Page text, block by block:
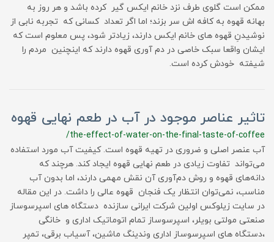
ممکن است گلوی طرف نزد خانم ایکس گیر کرده باشد و هر روز به
بهانه قهوه به کافه اش سر بزند؛ اما اگر تعداد کسانی که تجربه نابی از
نوشیدنِ قهوه های خانم ایکس دارند، زیادتر شود، پس معلوم است که
ایشان واقعا سبک خاصی در دم آوری قهوه دارند که اینچنین مردم را
شیفته خودش کرده است.
تاثیر عناصر موجود در آب در طعم نهایی قهوه‌
/the-effect-of-water-on-the-final-taste-of-coffee
آب عنصر اصلی و ضروری در تهیه قهوه است. کیفیت آب مورد استفاده
می‌تواند تفاوت زیادی در طعم نهایی قهوه ایجاد کند. هرچند که
دانه‌های قهوه و روش دم‌آوری آن نقش مهمی دارند، اما بدون آب
مناسب، نمی‌توان انتظار یک فنجان قهوه عالی را داشت. در این مقاله
در سایت زیلوکس اولین شرکت ایرانی سازنده دستگاه های اسپرسوساز
صنعتی مولتی بویلر، اسپرسوساز تمام اتوماتیک اداری و خانگی
،دستگاه های اسپرسوساز اداری وندینگ ماشین، آسیاب برقی، تمپر